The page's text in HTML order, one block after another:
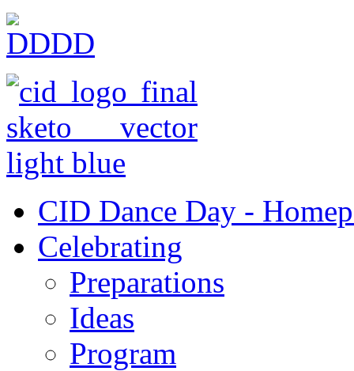
CID Dance Day -
Celebrating
Preparations
Ideas
Program